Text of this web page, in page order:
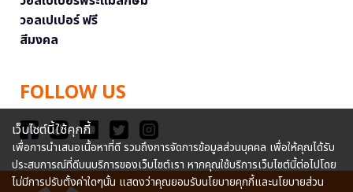
วอลเปเปอร์ ฟรี
สีมงคล
FOLLOW US
เว็บไซต์นี้ใช้คุกกี้
เพื่อการนำเสนอเนื้อหาที่ดี รวมถึงการจัดการข้อมูลส่วนบุคคล เพื่อให้คุณได้รับ
ประสบการณ์ที่ดีบนบริการของเว็บไซต์เรา หากคุณใช้บริการเว็บไซต์นี้ต่อไปโดย
ไม่มีการปรับตั้งค่าใดๆนั้น แสดงว่าคุณยอมรับนโยบายคุกกี้และนโยบายส่วน